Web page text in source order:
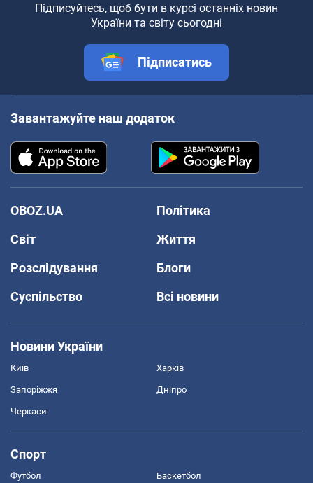
Підписуйтесь, щоб бути в курсі останніх новин
України та світу сьогодні
Підписатись
Завантажуйте наш додаток
OBOZ.UA
Політика
Світ
Життя
Розслідування
Блоги
Суспільство
Всі новини
Новини України
Київ Харків
Запоріжжя Дніпро
Черкаси
Спорт
Футбол Баскетбол